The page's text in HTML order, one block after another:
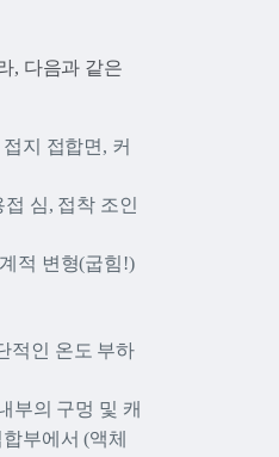
, 다음과 같은
지 접합면, 커
심, 접착 조인
적 변형(굽힘!)
적인 온도 부하
부의 구멍 및 캐
부에서 (액체